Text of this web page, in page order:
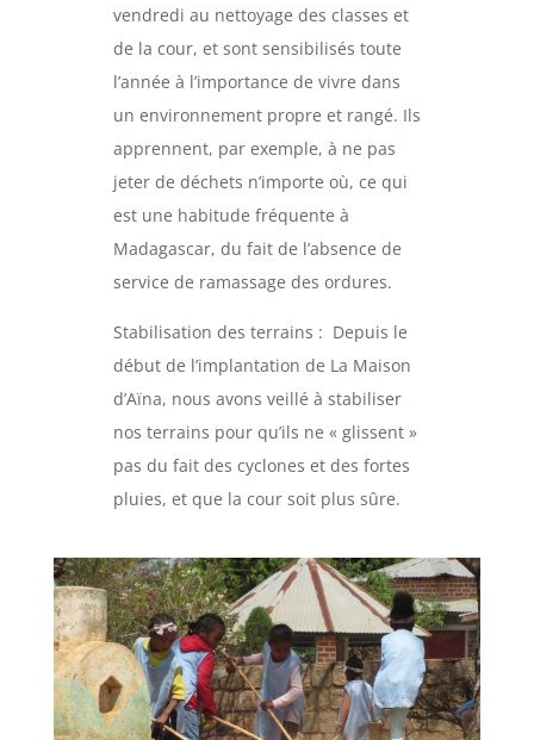
vendredi au nettoyage des classes et
de la cour, et sont sensibilisés toute
l’année à l’importance de vivre dans
un environnement propre et rangé. Ils
apprennent, par exemple, à ne pas
jeter de déchets n’importe où, ce qui
est une habitude fréquente à
Madagascar, du fait de l’absence de
service de ramassage des ordures.
Stabilisation des terrains : Depuis le
début de l’implantation de La Maison
d’Aïna, nous avons veillé à stabiliser
nos terrains pour qu’ils ne « glissent »
pas du fait des cyclones et des fortes
pluies, et que la cour soit plus sûre.